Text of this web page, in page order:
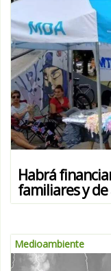
Habrá
familiares y
Medioambiente